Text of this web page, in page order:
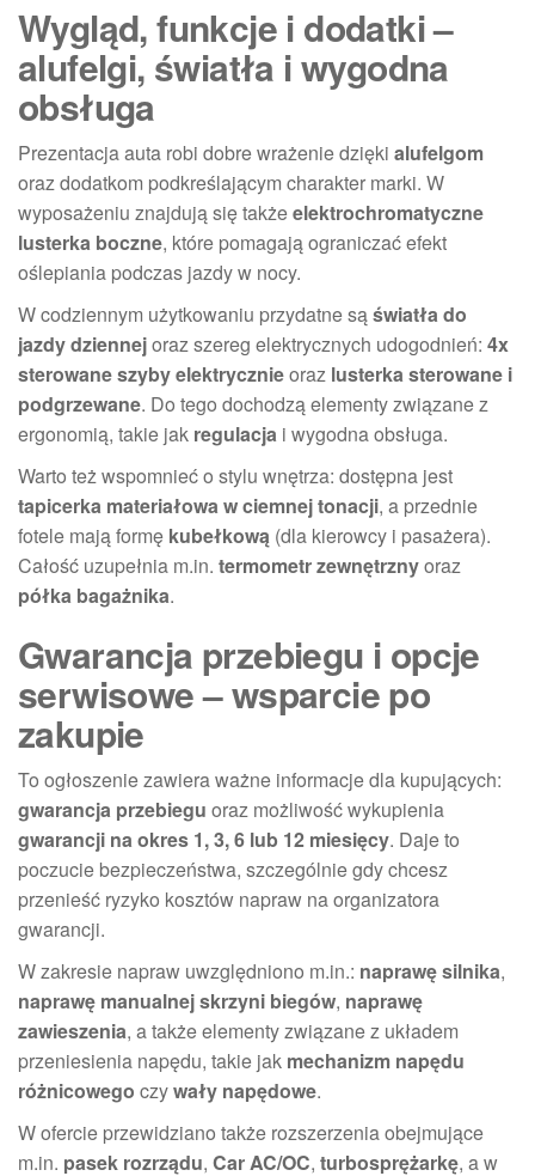
Wygląd, funkcje i dodatki –
alufelgi, światła i wygodna
obsługa
Prezentacja auta robi dobre wrażenie dzięki alufelgom
oraz dodatkom podkreślającym charakter marki. W
wyposażeniu znajdują się takżeelektrochromatyczne
lusterka boczne, które pomagają ograniczać efekt
oślepiania podczas jazdy w nocy.
W codziennym użytkowaniu przydatne sąświatła do
jazdy dziennejoraz szereg elektrycznych udogodnień: 4x
sterowane szyby elektrycznieoraz lusterka sterowane i
podgrzewane. Do tego dochodzą elementy związane z
ergonomią, takie jak regulacja i wygodna obsługa.
Warto też wspomnieć o stylu wnętrza: dostępna jest
tapicerka materiałowa w ciemnej tonacji, a przednie
fotele mają formę kubełkową (dla kierowcy i pasażera).
Całość uzupełnia m.in. termometr zewnętrznyoraz
półka bagażnika.
Gwarancja przebiegu i opcje
serwisowe – wsparcie po
zakupie
To ogłoszenie zawiera ważne informacje dla kupujących:
gwarancja przebiegu oraz możliwość wykupienia
gwarancji na okres 1, 3, 6 lub 12 miesięcy. Daje to
poczucie bezpieczeństwa, szczególnie gdy chcesz
przenieść ryzyko kosztów napraw na organizatora
gwarancji.
W zakresie napraw uwzględniono m.in.: naprawę silnika,
naprawę manualnej skrzyni biegów, naprawę
zawieszenia, a także elementy związane z układem
przeniesienia napędu, takie jak mechanizm napędu
różnicowego czywały napędowe.
W ofercie przewidziano także rozszerzenia obejmujące
m.in. pasek rozrządu, Car AC/OC, turbosprężarkę, a w